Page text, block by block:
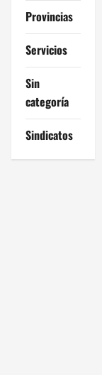
Provincias
Servicios
Sin
categoría
Sindicatos